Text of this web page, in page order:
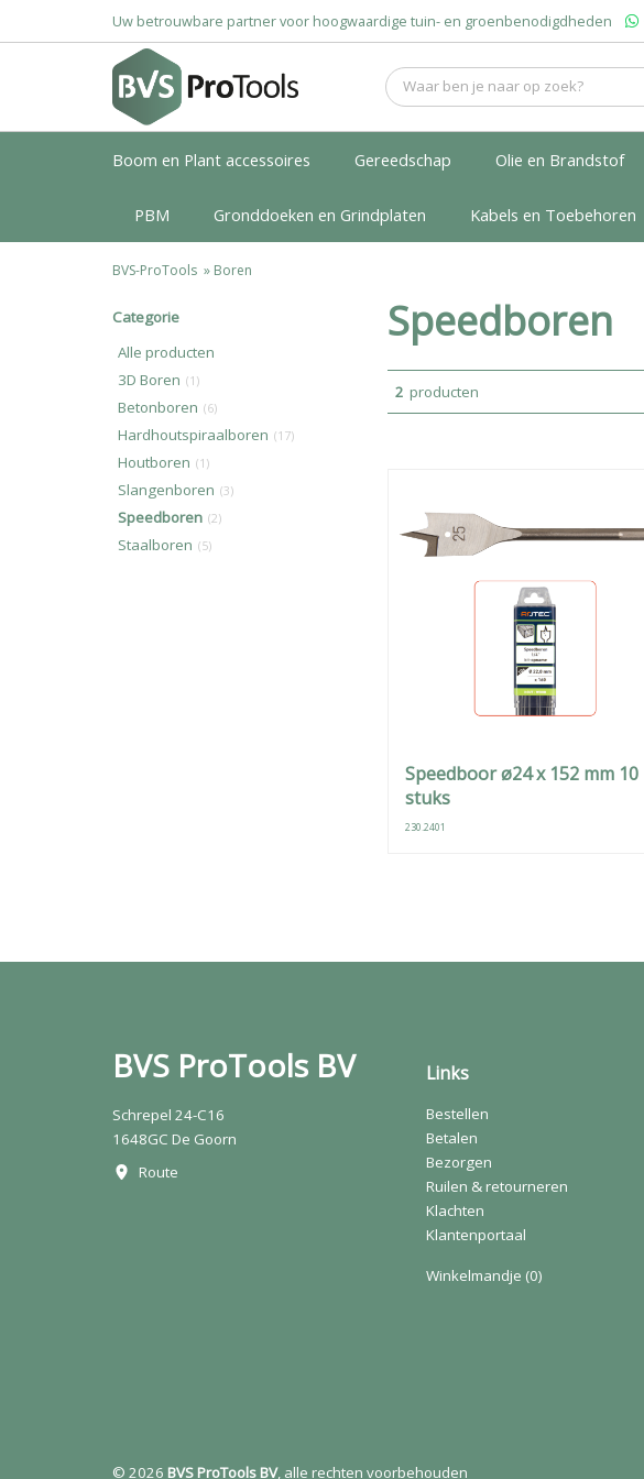
Uw betrouwbare partner voor hoogwaardige tuin- en groenbenodigdheden
Boom en Plant accessoires Gereedschap Olie en Brandstof
PBM Gronddoeken en Grindplaten Kabels en Toebehoren
BVS-ProTools » Boren
Categorie
Alle producten
3D Boren (1)
Betonboren (6)
Hardhoutspiraalboren (17)
Houtboren (1)
Slangenboren (3)
Speedboren (2)
Staalboren (5)
Speedboren
2 producten
Speedboor ø24 x 152 mm 10
stuks
230.2401
BVS ProTools BV
Schrepel 24-C16
1648GC De Goorn
Route
Links
Bestellen
Betalen
Bezorgen
Ruilen & retourneren
Klachten
Klantenportaal
Winkelmandje (0)
© 2026 BVS ProTools BV, alle rechten voorbehouden